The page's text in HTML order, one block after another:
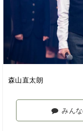
森山直太朗
みん